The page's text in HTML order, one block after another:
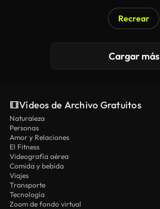
Recrear
Cargar más
Vídeos de Archivo Gratuitos
Naturaleza
Personas
Amor y Relaciones
El Fitness
Videografía aérea
Comida y bebida
Viajes
Transporte
Tecnología
Zoom de fondo virtual